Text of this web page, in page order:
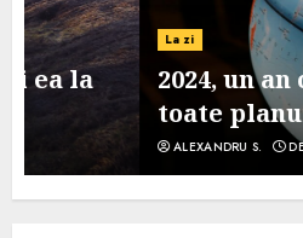
La zi
2024, un an cu
toate planurile
DECEMBER 20, 2023